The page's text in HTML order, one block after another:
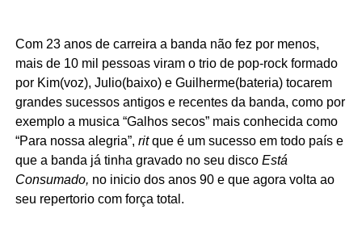
Com 23 anos de carreira a banda não fez por menos,
mais de 10 mil pessoas viram o trio de pop-rock formado
por Kim(voz), Julio(baixo) e Guilherme(bateria) tocarem
grandes sucessos antigos e recentes da banda, como por
exemplo a musica “Galhos secos” mais conhecida como
“Para nossa alegria”, ritque é um sucesso em todo país e
que a banda já tinha gravado no seu disco Está
Consumado, no inicio dos anos 90 e que agora volta ao
seu repertorio com força total.